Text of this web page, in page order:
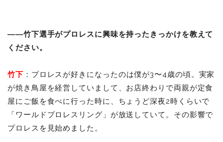
――竹下選手がプロレスに興味を持ったきっかけを教えて
ください。
竹下 ：プロレスが好きになったのは僕が3〜4歳の頃。実家
が焼き鳥屋を経営していまして、お店終わりで両親が定食
屋にご飯を食べに行った時に、ちょうど深夜2時くらいで
「ワールドプロレスリング」が放送していて。その影響で
プロレスを見始めました。